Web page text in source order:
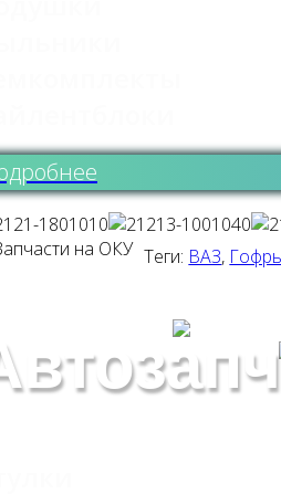
Теги: ВАЗ,